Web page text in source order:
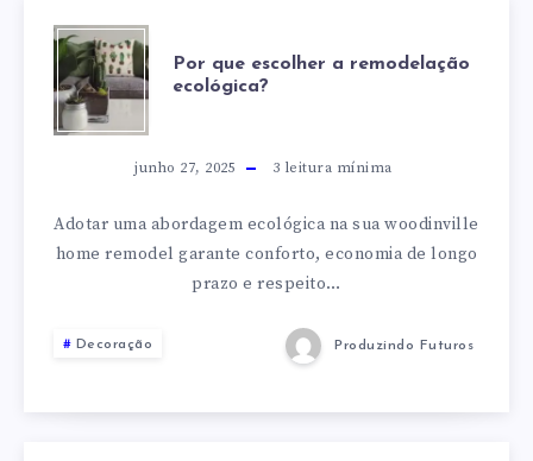
POR
QUE
ESCOLHER
A
REMODELAÇÃO
ECOLÓGICA?
Por que escolher a remodelação
ecológica?
junho 27, 2025 3 leitura mínima
Adotar uma abordagem ecológica na sua woodinville
home remodel garante conforto, economia de longo
prazo e respeito…
Decoração Produzindo Futuros